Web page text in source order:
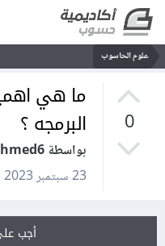
علوم الحاسوب
0
ما هي
البرمجه ؟
بواسطة Ali Ahmed6
23 سبتمبر 2023
أجب